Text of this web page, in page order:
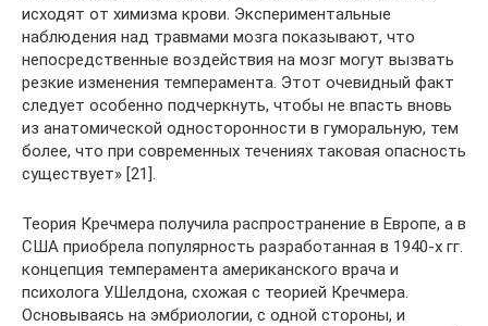
исходят от химизма крови. Экспериментальные
наблюдения над травмами мозга показывают, что
непосредственные воздействия на мозг могут вызвать
резкие изменения темперамента. Этот очевидный факт
следует особенно подчеркнуть, чтобы не впасть вновь
из анатомической односторонности в гуморальную, тем
более, что при современных течениях таковая опасность
существует» [21].
Теория Кречмера получила распространение в Европе, а в
США приобрела популярность разработанная в 1940-х гг.
концепция темперамента американского врача и
психолога У.Шелдона, схожая с теорией Кречмера.
Основываясь на эмбриологии, с одной стороны, и